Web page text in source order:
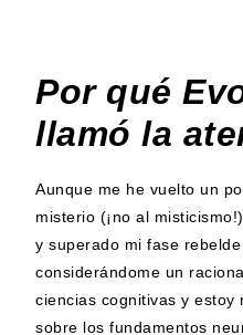
Por qué
llamó la
Aunque me he vuelto un
misterio (¡no al
y superado mi fase
considerándome un
ciencias cognitivas y
sobre los fundamentos